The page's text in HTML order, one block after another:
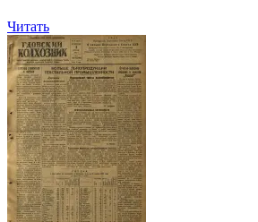
Читать